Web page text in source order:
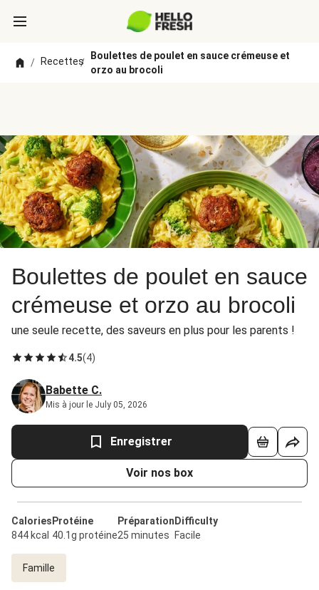
/ Recettes/
Boulettes de poulet en sauce crémeuse et
orzo au brocoli
Boulettes de poulet en sauce
crémeuse et orzo au brocoli
une seule recette, des saveurs en plus pour les parents !
4.5(4)
Babette C.
Mis à jour le July 05, 2026
Enregistrer
Voir nos box
Calories
844 kcal
Protéine
40.1g protéine
Préparation
25 minutes
Difficulty
Facile
Famille